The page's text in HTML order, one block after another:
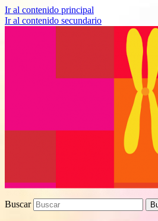
Ir al contenido principal
Ir al contenido secundario
How I met your
Proyecto de
Buscar